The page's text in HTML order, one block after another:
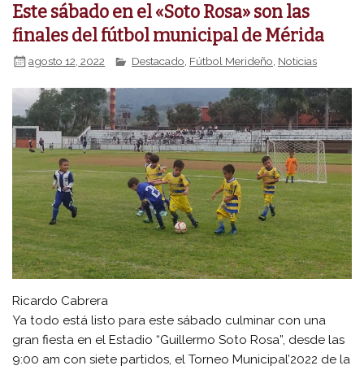
Este sábado en el «Soto Rosa» son las
finales del fútbol municipal de Mérida
agosto 12, 2022 Destacado Fútbol Merideño Noticias
Ricardo Cabrera
Ya todo está listo para este sábado culminar con una
gran fiesta en el Estadio “Guillermo Soto Rosa”, desde las
9:00 am con siete partidos, el Torneo Municipal’2022 de la